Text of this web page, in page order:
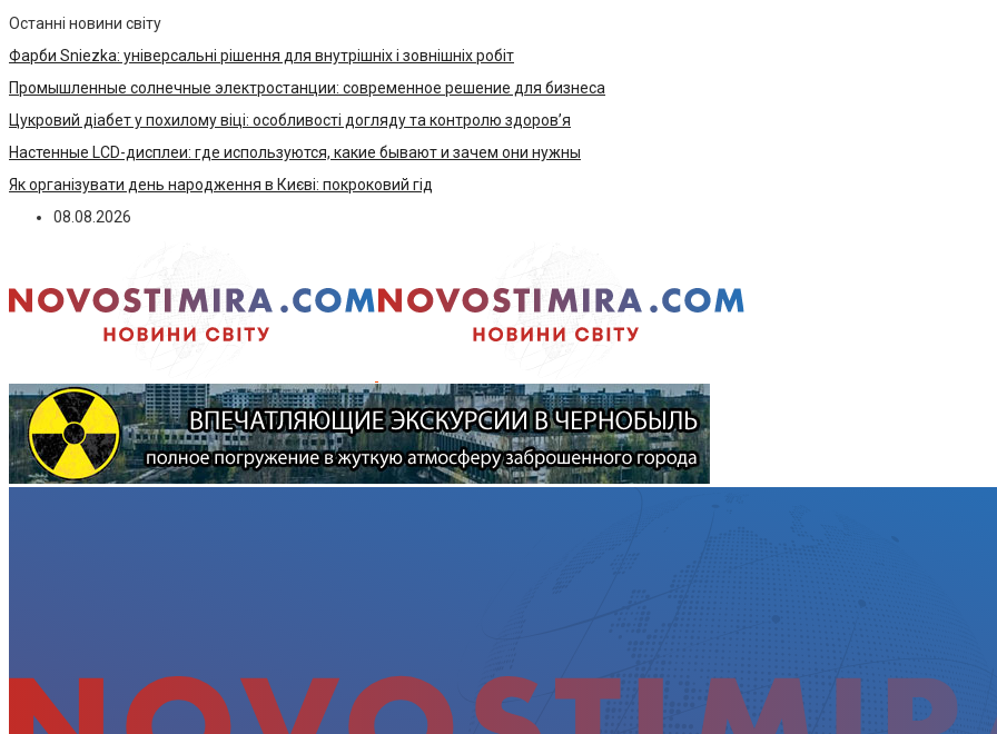
Останні новини світу
Фарби Sniezka: універсальні рішення для внутрішніх і зовнішніх робіт
Промышленные солнечные электростанции: современное решение для бизнеса
Цукровий діабет у похилому віці: особливості догляду та контролю здоров’я
Настенные LCD-дисплеи: где используются, какие бывают и зачем они нужны
Як організувати день народження в Києві: покроковий гід
08.08.2026